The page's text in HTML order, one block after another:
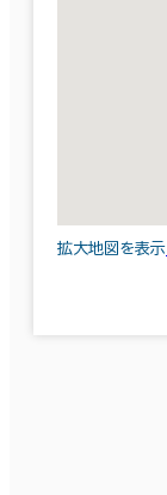
拡大地図を表示